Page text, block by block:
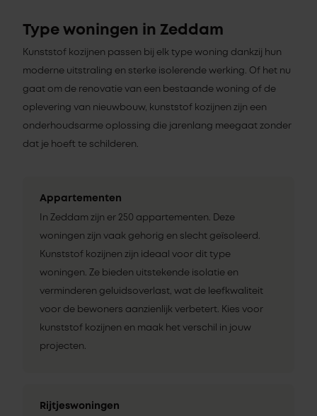
Type woningen in Zeddam
Kunststof kozijnen passen bij elk type woning dankzij hun
moderne uitstraling en sterke isolerende werking. Of het nu
gaat om de renovatie van een bestaande woning of de
oplevering van nieuwbouw, kunststof kozijnen zijn een
onderhoudsarme oplossing die jarenlang meegaat zonder
dat je hoeft te schilderen.
Appartementen
In Zeddam zijn er 250 appartementen. Deze
woningen zijn vaak gehorig en slecht geïsoleerd.
Kunststof kozijnen zijn ideaal voor dit type
woningen. Ze bieden uitstekende isolatie en
verminderen geluidsoverlast, wat de leefkwaliteit
voor de bewoners aanzienlijk verbetert. Kies voor
kunststof kozijnen en maak het verschil in jouw
projecten.
Rijtjeswoningen